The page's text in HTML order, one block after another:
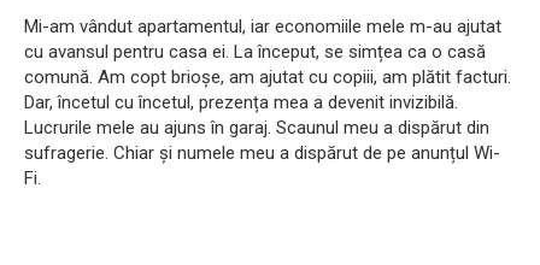
Mi-am vândut apartamentul, iar economiile mele m-au ajutat
cu avansul pentru casa ei. La început, se simțea ca o casă
comună. Am copt brioșe, am ajutat cu copiii, am plătit facturi.
Dar, încetul cu încetul, prezența mea a devenit invizibilă.
Lucrurile mele au ajuns în garaj. Scaunul meu a dispărut din
sufragerie. Chiar și numele meu a dispărut de pe anunțul Wi-
Fi.